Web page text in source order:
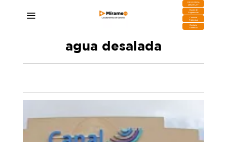
DESCARGA
MIRAPLAY
Buzón de
Sugerencias
Contratar
Publicidad
Contacto
Comercial
agua desalada